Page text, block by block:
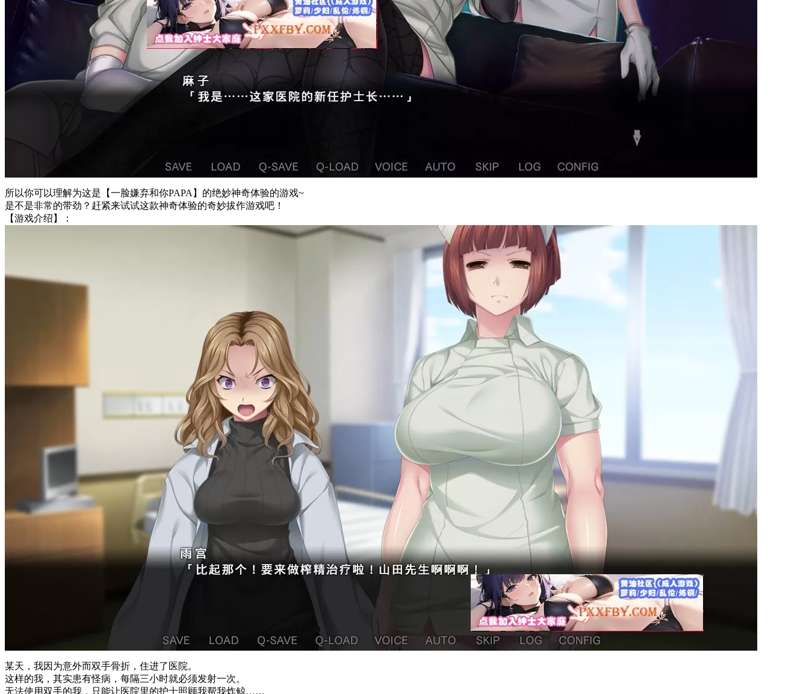
所以你可以理解为这是【一脸嫌弃和你PAPA】的绝妙神奇体验的游戏~
是不是非常的带劲？赶紧来试试这款神奇体验的奇妙拔作游戏吧！
【游戏介绍】：
某天，我因为意外而双手骨折，住进了医院。
这样的我，其实患有怪病，每隔三小时就必须发射一次。
无法使用双手的我，只能让医院里的护士照顾我帮我炸鲸……